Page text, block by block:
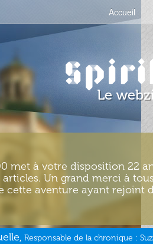
Accueil
met à votre disposition 22
Un grand merci à
cette aventure ayant rejoint
Responsable de la chronique :